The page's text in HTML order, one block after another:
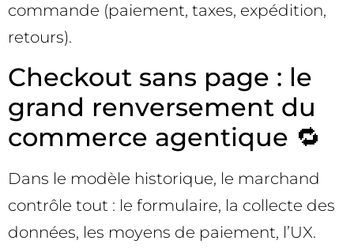
commande (paiement, taxes, expédition,
retours).
Checkout sans page : le
grand renversement du
commerce agentique 🔁
Dans le modèle historique, le marchand
contrôle tout : le formulaire, la collecte des
données, les moyens de paiement, l’UX.